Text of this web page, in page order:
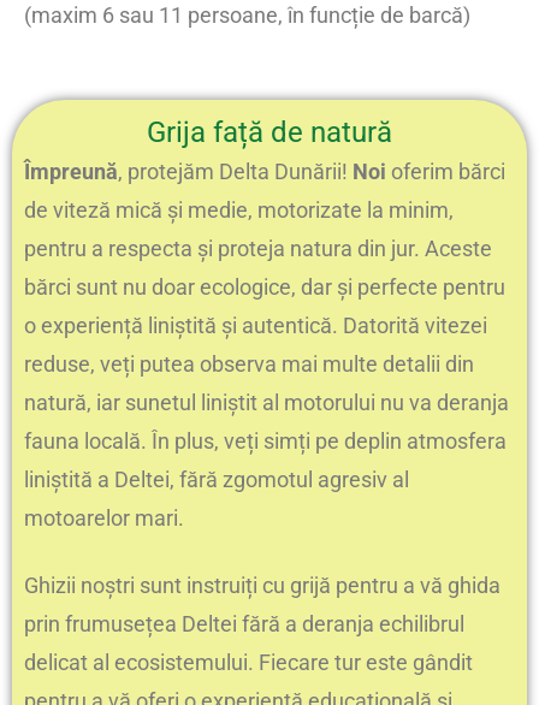
(maxim 6 sau 11 persoane, în funcție de barcă)
Grija față de natură
Împreună, protejăm Delta Dunării! Noi oferim bărci
de viteză mică și medie, motorizate la minim,
pentru a respecta și proteja natura din jur. Aceste
bărci sunt nu doar ecologice, dar și perfecte pentru
o experiență liniștită și autentică. Datorită vitezei
reduse, veți putea observa mai multe detalii din
natură, iar sunetul liniștit al motorului nu va deranja
fauna locală. În plus, veți simți pe deplin atmosfera
liniștită a Deltei, fără zgomotul agresiv al
motoarelor mari.
Ghizii noștri sunt instruiți cu grijă pentru a vă ghida
prin frumusețea Deltei fără a deranja echilibrul
delicat al ecosistemului. Fiecare tur este gândit